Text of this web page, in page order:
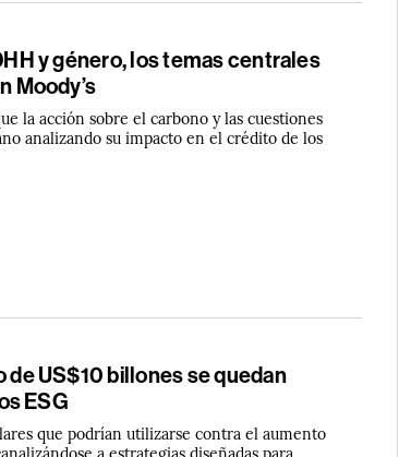
y género, los temas centrales
Moody’s
la acción sobre el carbono y las cuestiones
analizando su impacto en el crédito de los
de US$10 billones se quedan
ESG
que podrían utilizarse contra el aumento
a estrategias diseñadas para